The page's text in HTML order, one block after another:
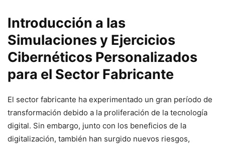
Introducción a⁤ las
Simulaciones y Ejercicios
Cibernéticos Personalizados
para el Sector Fabricante
El sector fabricante ha experimentado un gran período de
transformación debido a la proliferación de la tecnología
digital. Sin embargo, junto con los beneficios de la
digitalización, también han surgido nuevos riesgos,